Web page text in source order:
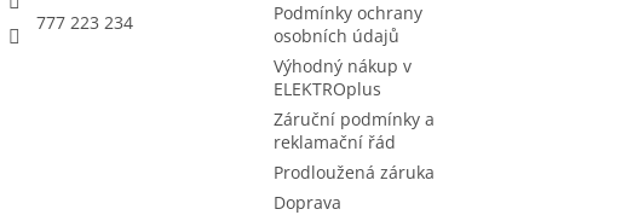
777 223 234
Podmínky ochrany
osobních údajů
Výhodný nákup v
ELEKTROplus
Záruční podmínky a
reklamační řád
Prodloužená záruka
Doprava